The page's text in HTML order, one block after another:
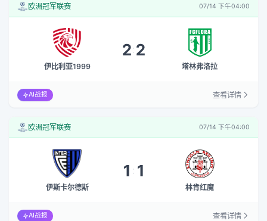
欧洲冠军联赛 07/14 下午04:00
伊比利亚1999
2:2
塔林弗洛拉
AI战报 查看详情
欧洲冠军联赛 07/14 下午04:00
伊斯卡尔德斯
1 : 1
林肯红魔
AI战报 查看详情